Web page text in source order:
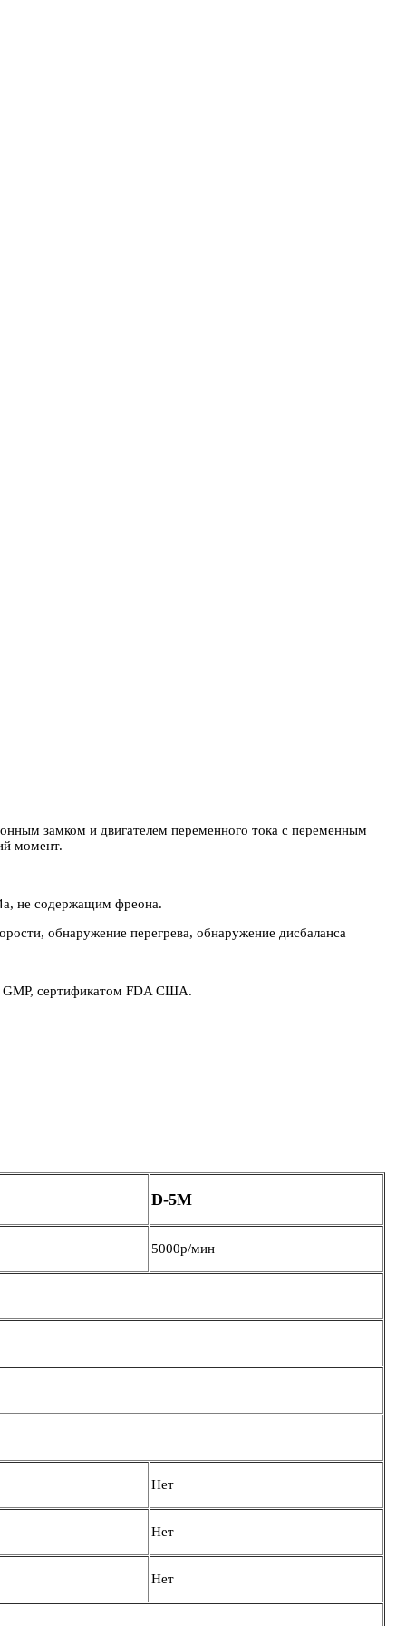
замком и двигателем переменного тока с переменным
момент.
не содержащим фреона.
обнаружение перегрева, обнаружение дисбаланса
GMP, сертификатом FDA США.
D-5M
5000р/мин
Нет
Нет
Нет